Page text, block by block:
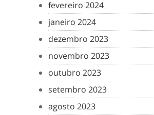
fevereiro 2024
janeiro 2024
dezembro 2023
novembro 2023
outubro 2023
setembro 2023
agosto 2023